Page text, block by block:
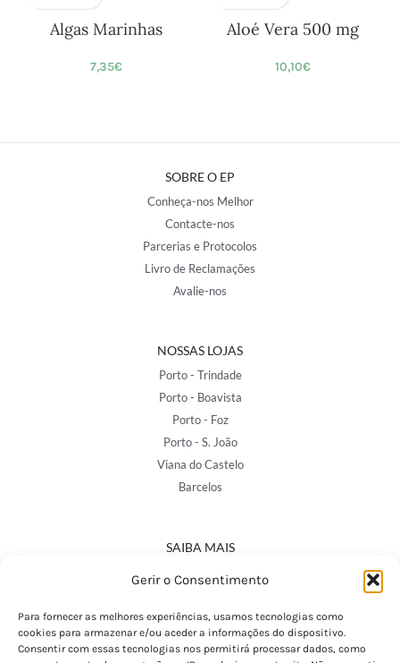
Gerir o Consentimento
Para fornecer as melhores experiências, usamos tecnologias como
cookies para armazenar e/ou aceder a informações do dispositivo.
Consentir com essas tecnologias nos permitirá processar dados, como
Algas Marinhas
7,35€
Aloé Vera 500 mg
10,10€
SOBRE O EP
Conheça-nos Melhor
Contacte-nos
Parcerias e Protocolos
Livro de Reclamações
Avalie-nos
NOSSAS LOJAS
Porto - Trindade
Porto - Boavista
Porto - Foz
Porto - S. João
Viana do Castelo
Barcelos
SAIBA MAIS
Política de Privacidade
Termos e Condições
Perguntas Frequentes